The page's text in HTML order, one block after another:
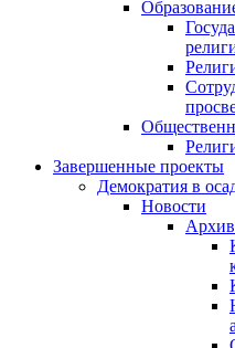
Завершенные проекты
Демократия в
Новости